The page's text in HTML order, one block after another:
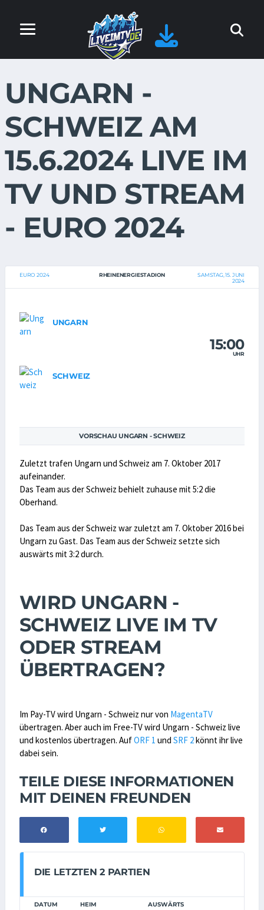
UNGARN -
SCHWEIZ AM
15.6.2024 LIVE IM
TV UND STREAM
- EURO 2024
EURO 2024 RHEINENERGIESTADION
SAMSTAG, 15. JUNI
2024
UNGARN
15:00
UHR
SCHWEIZ
VORSCHAU UNGARN - SCHWEIZ
Zuletzt trafen Ungarn und Schweiz am 7. Oktober 2017
aufeinander.
Das Team aus der Schweiz behielt zuhause mit 5:2 die
Oberhand.
Das Team aus der Schweiz war zuletzt am 7. Oktober 2016 bei
Ungarn zu Gast. Das Team aus der Schweiz setzte sich
auswärts mit 3:2 durch.
WIRD UNGARN -
SCHWEIZ LIVE IM TV
ODER STREAM
ÜBERTRAGEN?
Im Pay-TV wird Ungarn - Schweiz nur von MagentaTV
übertragen. Aber auch im Free-TV wird Ungarn - Schweiz live
und kostenlos übertragen. AufORF 1 und SRF 2könnt ihr live
dabei sein.
TEILE DIESE INFORMATIONEN
MIT DEINEN FREUNDEN
DIE LETZTEN 2 PARTIEN
DATUM HEIM AUSWÄRTS